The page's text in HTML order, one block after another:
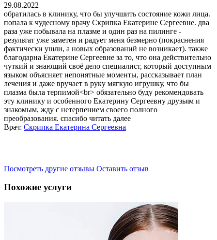
29.08.2022
обратилась в клинику, что бы улучшить состояние кожи лица.
попала к чудесному врачу Скрипка Екатерине Сергеевне. два
раза уже побывала на плазме и один раз на пилинге -
результат уже заметен и радует меня безмерно (покраснения
фактически ушли, а новых образований не возникает). также
благодарна Екатерине Сергеевне за то, что она действительно
чуткий и знающий своё дело специалист, который доступным
языком объясняет непонятные моменты, рассказывает план
лечения и даже вручает в руку мягкую игрушку, что бы
плазма была терпимой<br> обязательно буду рекомендовать
эту клинику и особенного Екатерину Сергеевну друзьям и
знакомым, жду с нетерпением своего полного
преобразования. спасибо читать далее
Врач: Скрипка Екатерина Сергеевна
Посмотреть другие отзывы Оставить отзыв
Похожие услуги